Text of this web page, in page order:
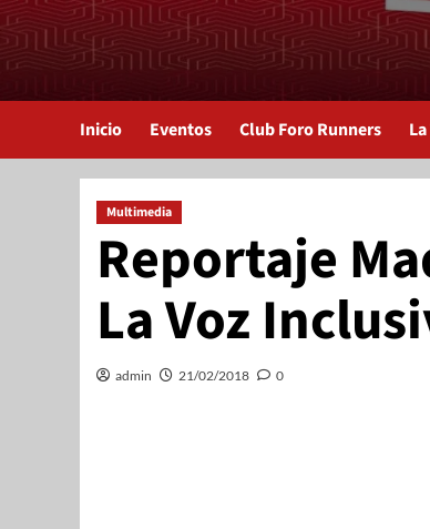
Inicio Eventos Club Foro Runners
Multimedia
Reportaje
La Voz
admin 21/02/2018 0